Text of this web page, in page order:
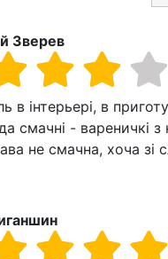
Зверев
в інтерьері, в
смачні - вареничкі
не смачна, хоча зі